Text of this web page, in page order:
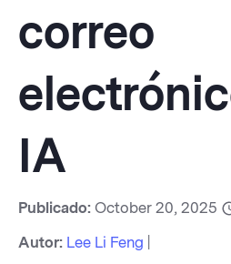
correo
IA
Publicado: October 20, 2025
Autor: Lee Li Feng